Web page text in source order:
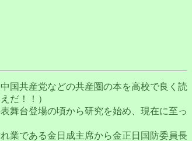
国共産党などの共産圏の本を高校で良く読
だ！！）
舞台登場の頃から研究を始め、現在に至っ
業である金日成主席から金正日国防委員長